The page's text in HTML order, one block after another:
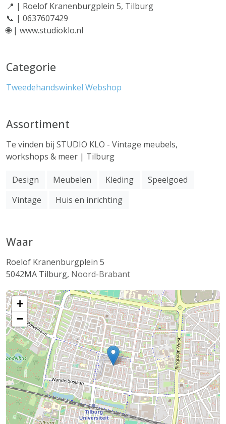
📍 | Roelof Kranenburgplein 5, Tilburg
📞 | 0637607429
🌐 | www.studioklo.nl
Categorie
Tweedehandswinkel Webshop
Assortiment
Te vinden bij STUDIO KLO - Vintage meubels,
workshops & meer | Tilburg
Design Meubelen Kleding
Speelgoed
Vintage
Huis en inrichting
Waar
Roelof Kranenburgplein 5
5042MA Tilburg, Noord-Brabant
+
−